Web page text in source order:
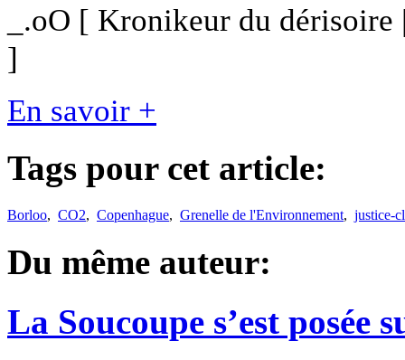
_.oO [ Kronikeur du
]
En savoir +
Tags pour cet article:
Borloo, CO2, Copenhague, Grenelle de l'Environnement, justice-
Du même auteur:
La Soucoupe s’est posée